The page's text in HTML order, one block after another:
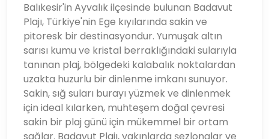
Balıkesir'in Ayvalık ilçesinde bulunan Badavut
Plajı, Türkiye'nin Ege kıyılarında sakin ve
pitoresk bir destinasyondur. Yumuşak altın
sarısı kumu ve kristal berraklığındaki sularıyla
tanınan plaj, bölgedeki kalabalık noktalardan
uzakta huzurlu bir dinlenme imkanı sunuyor.
Sakin, sığ suları burayı yüzmek ve dinlenmek
için ideal kılarken, muhteşem doğal çevresi
sakin bir plaj günü için mükemmel bir ortam